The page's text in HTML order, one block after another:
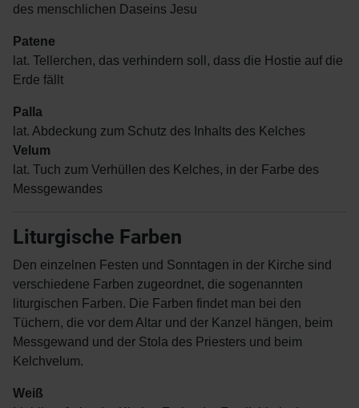
des menschlichen Daseins Jesu
Patene
lat. Tellerchen, das verhindern soll, dass die Hostie auf die
Erde fällt
Palla
lat. Abdeckung zum Schutz des Inhalts des Kelches
Velum
lat. Tuch zum Verhüllen des Kelches, in der Farbe des
Messgewandes
Liturgische Farben
Den einzelnen Festen und Sonntagen in der Kirche sind
verschiedene Farben zugeordnet, die sogenannten
liturgischen Farben. Die Farben findet man bei den
Tüchern, die vor dem Altar und der Kanzel hängen, beim
Messgewand und der Stola des Priesters und beim
Kelchvelum.
Weiß